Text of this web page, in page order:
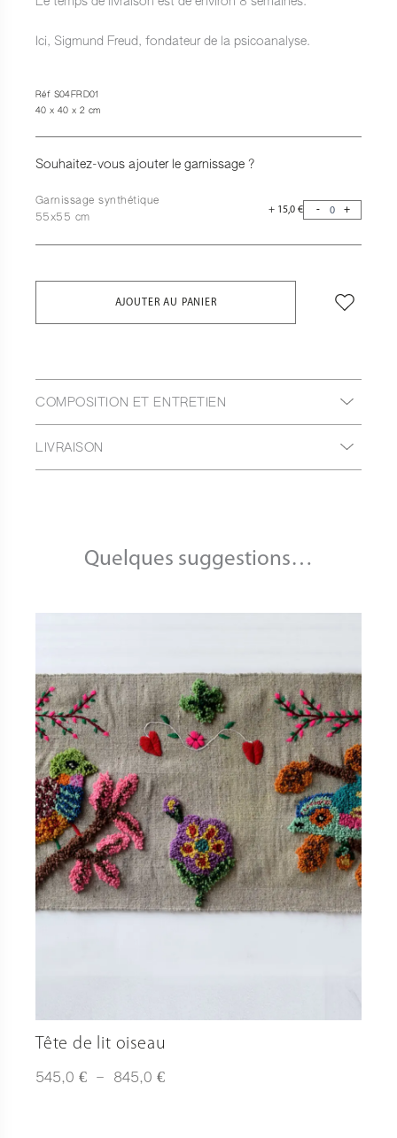
Ici, Sigmund Freud, fondateur de la psicoanalyse.
Réf S04FRD01
40 x 40 x 2 cm
Souhaitez-vous ajouter le garnissage ?
Garnissage synthétique
55x55 cm
+ 15,0 € - +
AJOUTER AU PANIER
COMPOSITION ET ENTRETIEN
LIVRAISON
Quelques suggestions…
Tête de lit oiseau
545,0 € – 845,0 €Plage